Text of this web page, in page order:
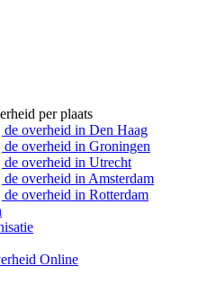
per plaats
de overheid in Den Haag
de overheid in Groningen
de overheid in Utrecht
de overheid in Amsterdam
de overheid in Rotterdam
Online